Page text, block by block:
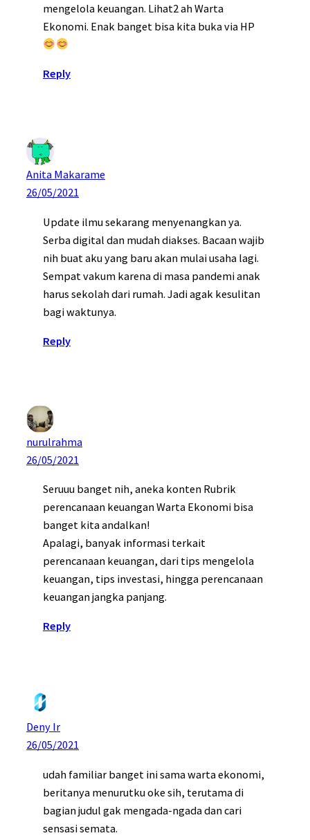
mengelola keuangan. Lihat2 ah Warta
Ekonomi. Enak banget bisa kita buka via HP
Reply
Anita Makarame
26/05/2021
Update ilmu sekarang menyenangkan ya.
Serba digital dan mudah diakses. Bacaan wajib
nih buat aku yang baru akan mulai usaha lagi.
Sempat vakum karena di masa pandemi anak
harus sekolah dari rumah. Jadi agak kesulitan
bagi waktunya.
Reply
nurulrahma
26/05/2021
Seruuu banget nih, aneka konten Rubrik
perencanaan keuangan Warta Ekonomi bisa
banget kita andalkan!
Apalagi, banyak informasi terkait
perencanaan keuangan, dari tips mengelola
keuangan, tips investasi, hingga perencanaan
keuangan jangka panjang.
Reply
Deny Ir
26/05/2021
udah familiar banget ini sama warta ekonomi,
beritanya menurutku oke sih, terutama di
bagian judul gak mengada-ngada dan cari
sensasi semata.